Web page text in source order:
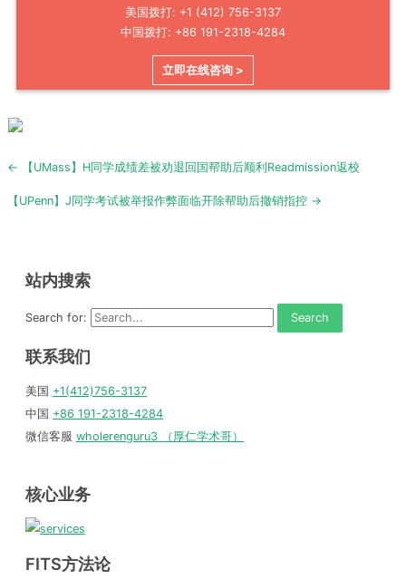
美国拨打: +1 (412) 756-3137
中国拨打: +86 191-2318-4284
立即在线咨询 >
Post
← 【UMass】H同学成绩差被劝退回国帮助后顺利Readmission返校
【UPenn】J同学考试被举报作弊面临开除帮助后撤销指控 →
站内搜索
Search for:
联系我们
美国 +1(412)756-3137
中国 +86 191-2318-4284
微信客服 wholerenguru3 （厚仁学术哥）
核心业务
FITS方法论